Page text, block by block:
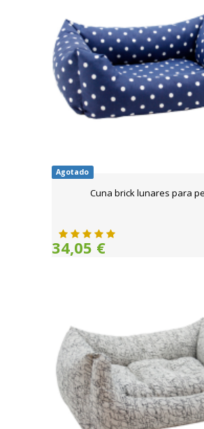
Agotado
Cuna brick lunares para
34,05 €